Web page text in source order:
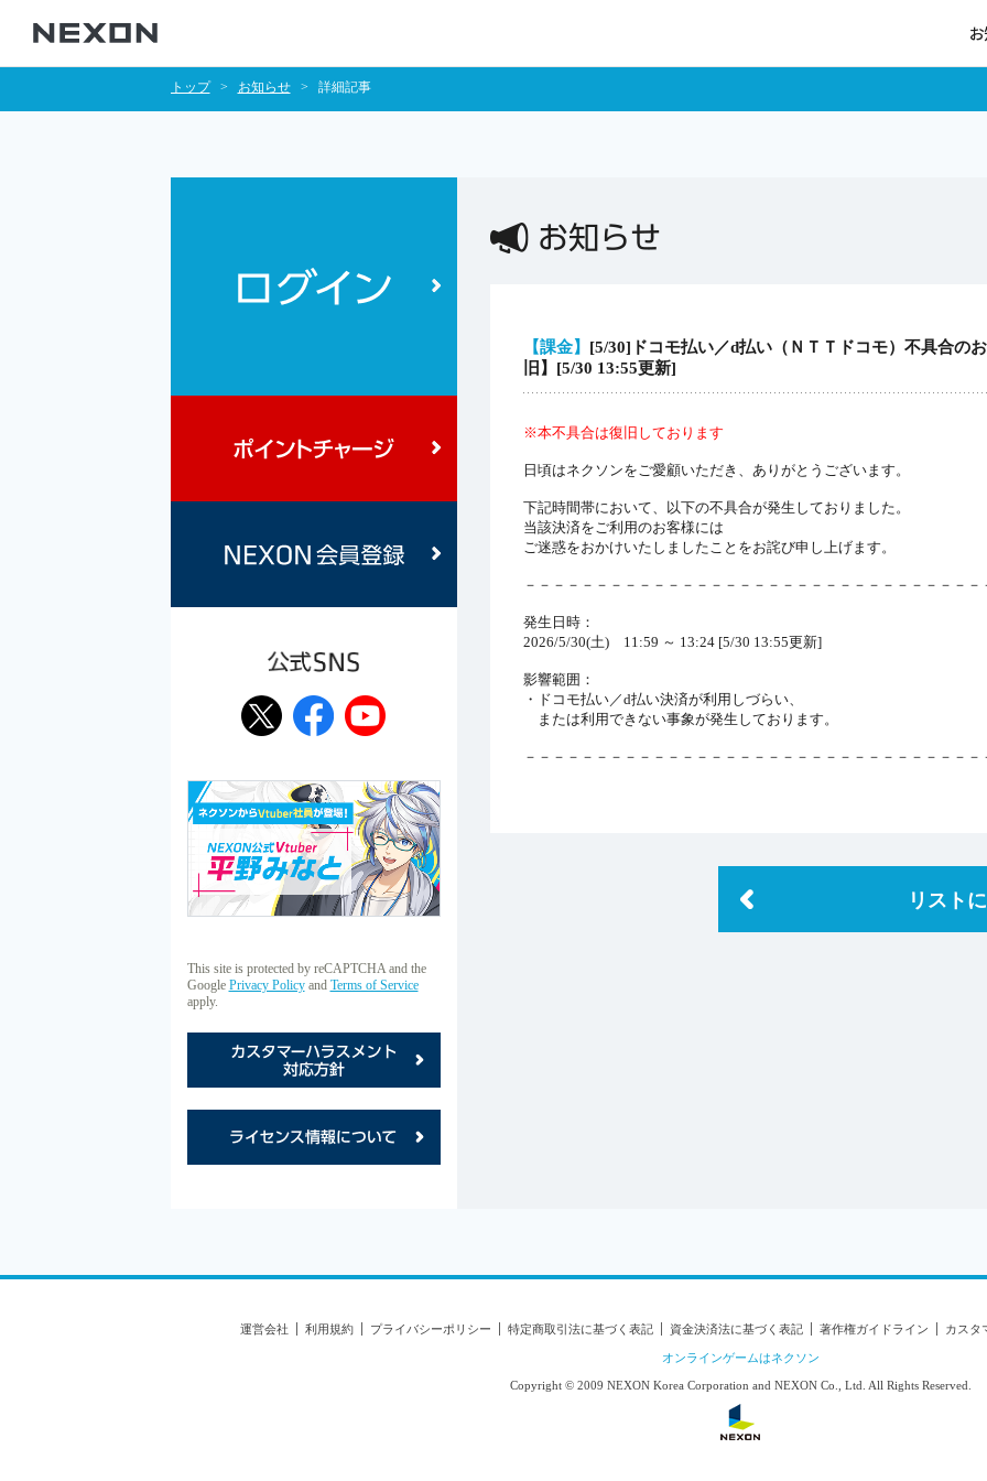
トップ お知らせ 詳細記事
NEXON会員登録
This site is protected by reCAPTCHA and the
Google Privacy Policyand Terms of Service
apply.
【課金】 [5/30]ドコモ払い／d払い（ＮＴＴドコモ）不具合の
旧】[5/30 13:55更新]
※本不具合は復旧しております
日頃はネクソンをご愛顧いただき、ありがとうございます。
下記時間帯において、以下の不具合が発生しておりました。
当該決済をご利用のお客様には
ご迷惑をおかけいたしましたことをお詫び申し上げます。
－－－－－－－－－－－－－－－－－－－－－－－－－－－－－－－－
発生日時：
2026/5/30(土) 11:59 ～ 13:24 [5/30 13:55更新]
影響範囲：
・ドコモ払い／d払い決済が利用しづらい、
または利用できない事象が発生しております。
－－－－－－－－－－－－－－－－－－－－－－－－－－－－－－－－
リスト
運営会社 利用規約 プライバシーポリシー 特定商取引法に基づく表記 資金決済法に基づく表記 著作権ガイドライン カスタ
オンラインゲームはネクソン
Copyright © 2009 NEXON Korea Corporation and NEXON Co., Ltd. All Rights Reserved.